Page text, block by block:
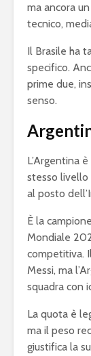
ma ancora
tecnico,
Il Brasile ha
specifico.
prime due,
senso.
L’Argentina
stesso livello
al posto
È la
Mondiale
competitiva.
Messi, ma
squadra con
La quota è
ma il peso
giustifica la